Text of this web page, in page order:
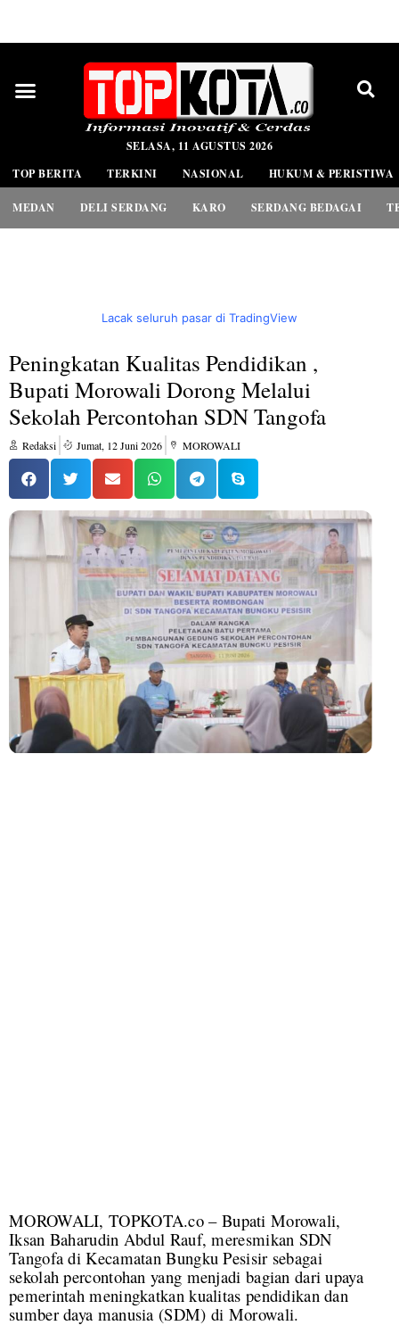
SELASA, 11 AGUSTUS 2026
TOP BERITA
TERKINI NASIONAL HUKUM & PERISTIWA
MEDAN DELI SERDANG KARO SERDANG BEDAGAI
Lacak seluruh pasar di TradingView
Peningkatan Kualitas Pendidikan ,
Bupati Morowali Dorong Melalui
Sekolah Percontohan SDN Tangofa
Redaksi Jumat, 12 Juni 2026 MOROWALI
MOROWALI, TOPKOTA.co – Bupati Morowali,
Iksan Baharudin Abdul Rauf, meresmikan SDN
Tangofa di Kecamatan Bungku Pesisir sebagai
sekolah percontohan yang menjadi bagian dari upaya
pemerintah meningkatkan kualitas pendidikan dan
sumber daya manusia (SDM) di Morowali.